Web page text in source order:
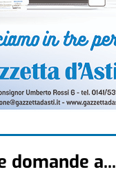
domande a...